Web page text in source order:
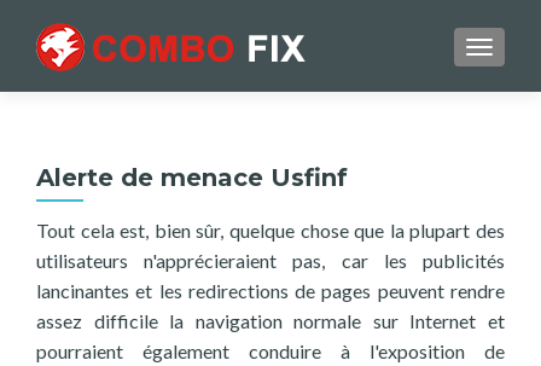
Alerte de menace Usfinf
Tout cela est, bien sûr, quelque chose que la plupart des
utilisateurs n'apprécieraient pas, car les publicités
lancinantes et les redirections de pages peuvent rendre
assez difficile la navigation normale sur Internet et
pourraient également conduire à l'exposition de